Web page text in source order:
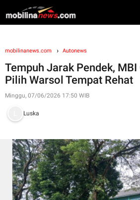
mobilinanews.com Autonews
Tempuh Jarak Pendek,
Pilih Warsol Tempat Rehat
Minggu, 07/06/2026 17:50 WIB
Luska